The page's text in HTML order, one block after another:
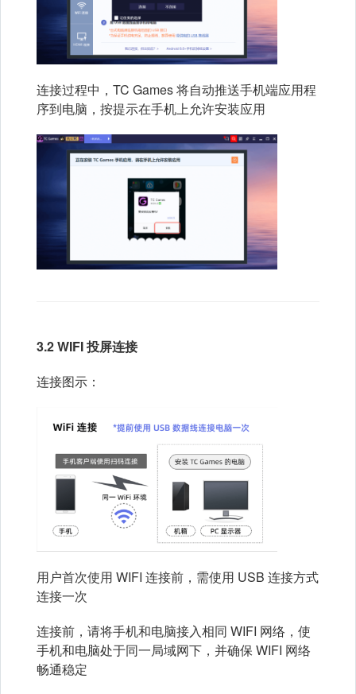
连接过程中，TC Games 将自动推送手机端应用程
序到电脑，按提示在手机上允许安装应用
3.2 WIFI 投屏连接
连接图示：
用户首次使用 WIFI 连接前，需使用 USB 连接方式
连接一次
连接前，请将手机和电脑接入相同 WIFI 网络，使
手机和电脑处于同一局域网下，并确保 WIFI 网络
畅通稳定